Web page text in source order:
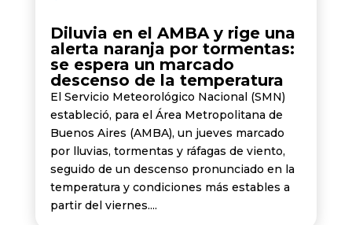
Diluvia en el AMBA y rige una
alerta naranja por tormentas:
se espera un marcado
descenso de la temperatura
El Servicio Meteorológico Nacional (SMN)
estableció, para el Área Metropolitana de
Buenos Aires (AMBA), un jueves marcado
por lluvias, tormentas y ráfagas de viento,
seguido de un descenso pronunciado en la
temperatura y condiciones más estables a
partir del viernes....